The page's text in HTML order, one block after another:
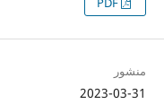
منشور
2023-03-31